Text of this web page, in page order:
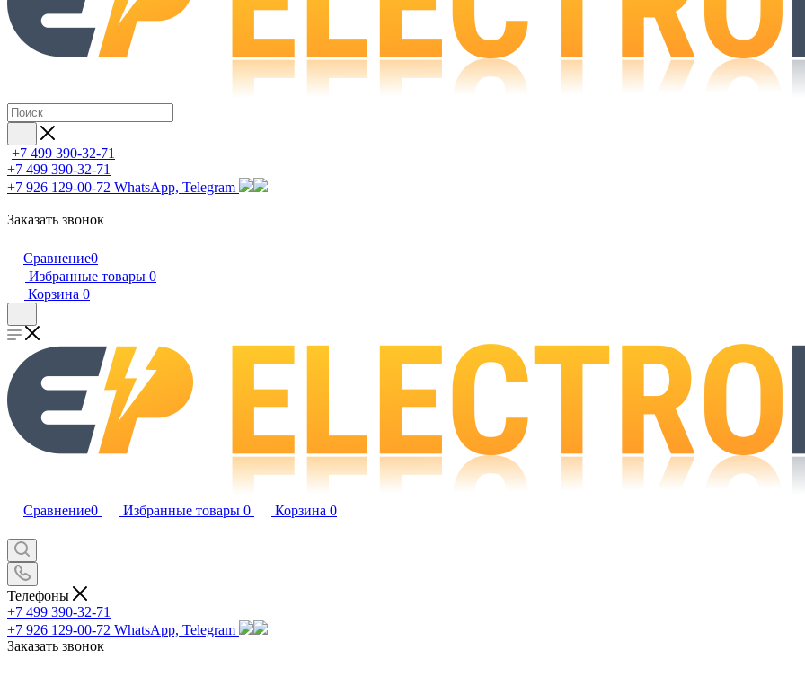
+7 499 390-32-71
+7 499 390-32-71
+7 926 129-00-72 WhatsApp, Telegram
Заказать звонок
Сравнение0
Избранные товары 0
Корзина 0
Сравнение0 Избранные товары 0 Корзина 0
Телефоны
+7 499 390-32-71
+7 926 129-00-72 WhatsApp, Telegram
Заказать звонок